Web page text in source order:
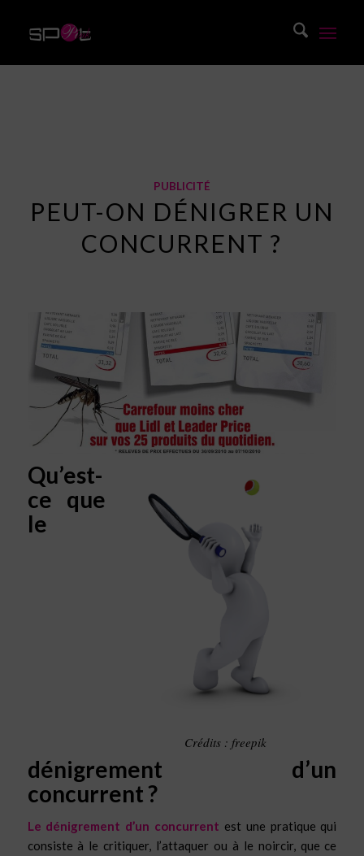
PUBLICITÉ
PEUT-ON DÉNIGRER UN
CONCURRENT ?
Crédits : freepik
Qu’est-
ce que
le
dénigrement d’un
concurrent ?
Le dénigrement d’un concurrent est une pratique qui
consiste à le critiquer, l’attaquer ou à le noircir, que ce